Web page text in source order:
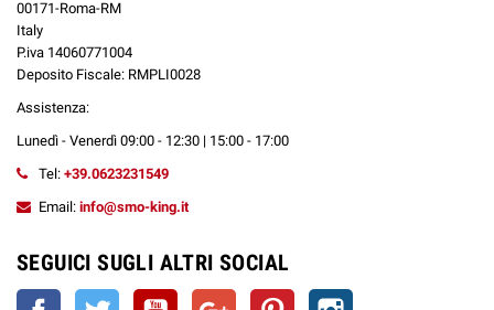
00171-Roma-RM
Italy
P.iva 14060771004
Deposito Fiscale: RMPLI0028
Assistenza:
Lunedì - Venerdì 09:00 - 12:30 | 15:00 - 17:00
Tel: +39.0623231549
Email: info@smo-king.it
SEGUICI SUGLI ALTRI SOCIAL
Facebook Twitter YouTube Google+ Pinterest